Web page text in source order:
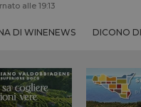
alle 19:13
DI WINENEWS DICONO